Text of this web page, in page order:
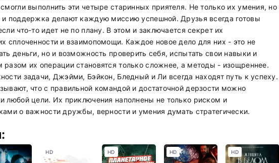
выполнить эти четыре старинных приятеля. Не только их умения, но
и поддержка делают каждую миссию успешной. Друзья всегда готовы
что-то идет не по плану. В этом и заключается секрет их
сплоченности и взаимопомощи. Каждое новое дело для них - это не
деньги, но и возможность проверить себя, испытать свои навыки и
их операции становятся только сложнее, а методы - изощреннее.
задачи, Джэйми, Бэйкон, Бледный и Ли всегда находят путь к успеху.
что с правильной командой и достаточной дерзости можно
любой цели. Их приключения наполнены не только риском и
о важности дружбы, верности и умения думать стратегически.
HD HD HD HD